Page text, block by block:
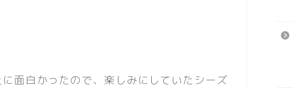
面白かったので、楽しみにしていたシーズ